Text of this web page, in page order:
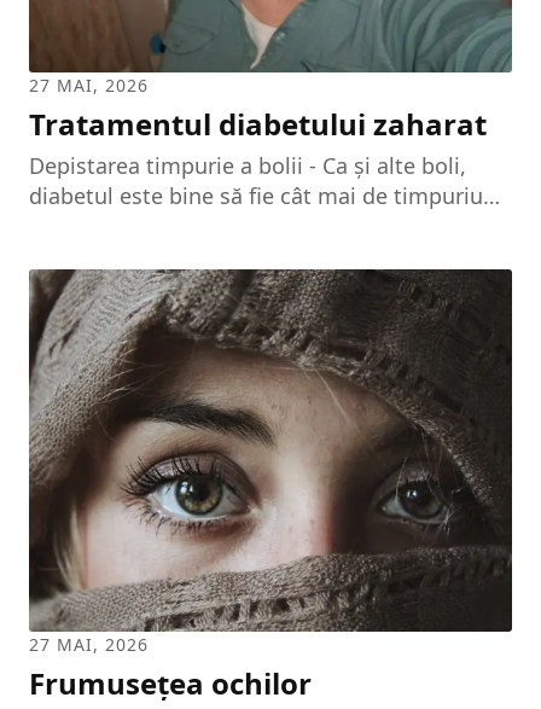
27 MAI, 2026
Tratamentul diabetului zaharat
Depistarea timpurie a bolii - Ca și alte boli,
diabetul este bine să fie cât mai de timpuriu
să mergeți de urgență la medic, pentru a vi se
pune un diagnostic. Odată identificat,
tratamentul diabetului trebuie respectat cu
rigurozitate, iar bolnavul trebuie să se supună
unor controale periodice, pentru a vedea care
este raportul dintre glicemie și insulină.
Păstrarea acestui echilibru este singura
garanție de...
27 MAI, 2026
Frumusețea ochilor